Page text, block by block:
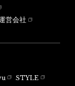
営会社
STYLE